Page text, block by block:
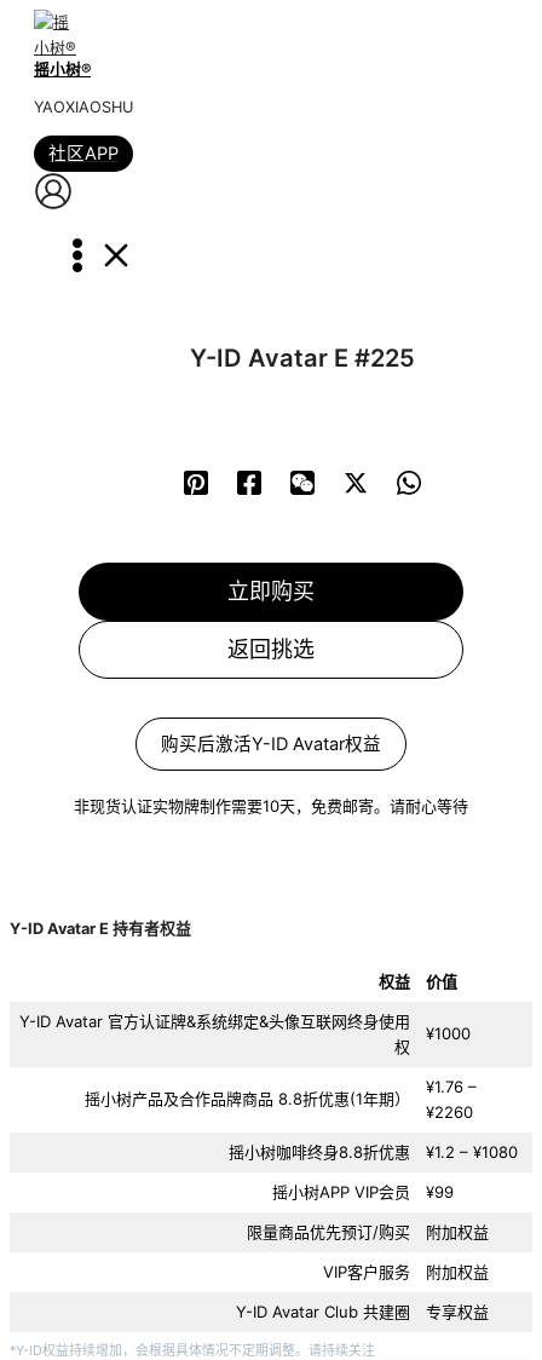
摇小树®️
YAOXIAOSHU
社区APP
Y-ID Avatar E #225
立即购买
返回挑选
购买后激活Y-ID Avatar权益
非现货认证实物牌制作需要10天，免费邮寄。请耐心等待
Y-ID Avatar E 持有者权益
权益 价值
Y-ID Avatar 官方认证牌&系统绑定&头像互联网终身使用
权
¥1000
摇小树产品及合作品牌商品 8.8折优惠(1年期）
¥1.76 –
¥2260
摇小树咖啡终身8.8折优惠 ¥1.2 – ¥1080
摇小树APP VIP会员 ¥99
限量商品优先预订/购买 附加权益
VIP客户服务 附加权益
Y-ID Avatar Club 共建圈 专享权益
*Y-ID权益持续增加，会根据具体情况不定期调整。请持续关注